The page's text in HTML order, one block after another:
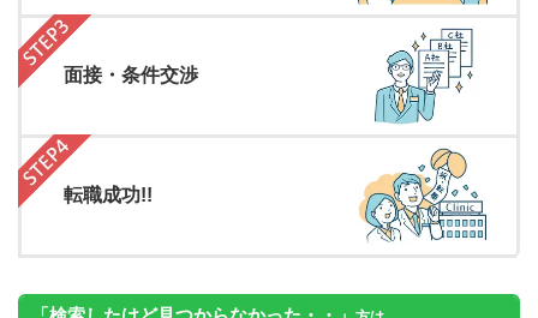
面接・条件交渉
転職成功!!